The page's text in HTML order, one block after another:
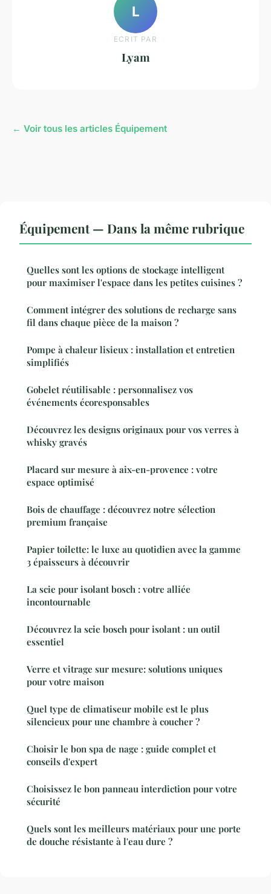
L
ECRIT PAR
Lyam
← Voir tous les articles Équipement
Équipement — Dans la même rubrique
Quelles sont les options de stockage intelligent
pour maximiser l'espace dans les petites cuisines ?
Comment intégrer des solutions de recharge sans
fil dans chaque pièce de la maison ?
Pompe à chaleur lisieux : installation et entretien
simplifiés
Gobelet réutilisable : personnalisez vos
événements écoresponsables
Découvrez les designs originaux pour vos verres à
whisky gravés
Placard sur mesure à aix-en-provence : votre
espace optimisé
Bois de chauffage : découvrez notre sélection
premium française
Papier toilette: le luxe au quotidien avec la gamme
3 épaisseurs à découvrir
La scie pour isolant bosch : votre alliée
incontournable
Découvrez la scie bosch pour isolant : un outil
essentiel
Verre et vitrage sur mesure: solutions uniques
pour votre maison
Quel type de climatiseur mobile est le plus
silencieux pour une chambre à coucher ?
Choisir le bon spa de nage : guide complet et
conseils d'expert
Choisissez le bon panneau interdiction pour votre
sécurité
Quels sont les meilleurs matériaux pour une porte
de douche résistante à l'eau dure ?